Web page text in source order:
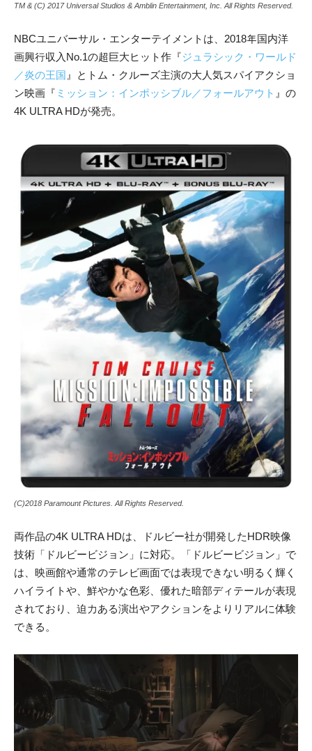
TM & (C) 2017 Universal Studios & Amblin Entertainment, Inc. All Rights Reserved.
NBCユニバーサル・エンターテイメントは、2018年国内洋
画興行収入No.1の超巨大ヒット作『ジュラシック・ワールド
／炎の王国 』とトム・クルーズ主演の大人気スパイアクショ
ン映画『 ミッション：インポッシブル／フォールアウト 』の
4K ULTRA HDが発売。
(C)2018 Paramount Pictures. All Rights Reserved.
両作品の4K ULTRA HDは、ドルビー社が開発したHDR映像
技術「ドルビービジョン」に対応。「ドルビービジョン」で
は、映画館や通常のテレビ画面では表現できない明るく輝く
ハイライトや、鮮やかな色彩、優れた暗部ディテールが表現
されており、迫力ある演出やアクションをよりリアルに体験
できる。